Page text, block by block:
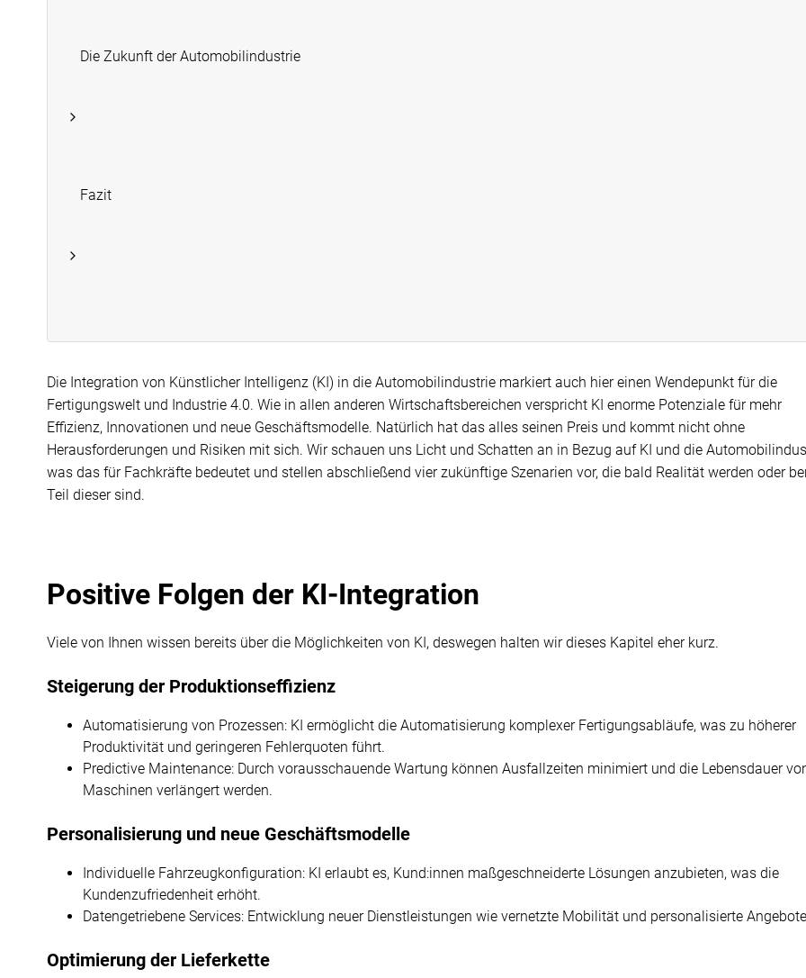
Die Zukunft der Automobilindustrie
Fazit
Die Integration von Künstlicher Intelligenz (KI) in die Automobilindustrie markiert auch hier einen Wendepunkt für die
Fertigungswelt und Industrie 4.0. Wie in allen anderen Wirtschaftsbereichen verspricht KI enorme Potenziale für mehr
Effizienz, Innovationen und neue Geschäftsmodelle. Natürlich hat das alles seinen Preis und kommt nicht ohne
Herausforderungen und Risiken mit sich. Wir schauen uns Licht und Schatten an in Bezug auf KI und die
was das für Fachkräfte bedeutet und stellen abschließend vier zukünftige Szenarien vor, die bald Realität werden oder
Teil dieser sind.
Positive Folgen der KI-Integration
Viele von Ihnen wissen bereits über die Möglichkeiten von KI, deswegen halten wir dieses Kapitel eher kurz.
Steigerung der Produktionseffizienz
Automatisierung von Prozessen: KI ermöglicht die Automatisierung komplexer Fertigungsabläufe, was zu höherer
Produktivität und geringeren Fehlerquoten führt.
Predictive Maintenance: Durch vorausschauende Wartung können Ausfallzeiten minimiert und die Lebensdauer
Maschinen verlängert werden.
Personalisierung und neue Geschäftsmodelle
Individuelle Fahrzeugkonfiguration: KI erlaubt es, Kund:innen maßgeschneiderte Lösungen anzubieten, was die
Kundenzufriedenheit erhöht.
Datengetriebene Services: Entwicklung neuer Dienstleistungen wie vernetzte Mobilität und personalisierte
Optimierung der Lieferkette